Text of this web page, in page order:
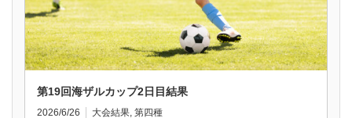
第19回海ザルカップ2日目結果
2026/6/26 大会結果 第四種